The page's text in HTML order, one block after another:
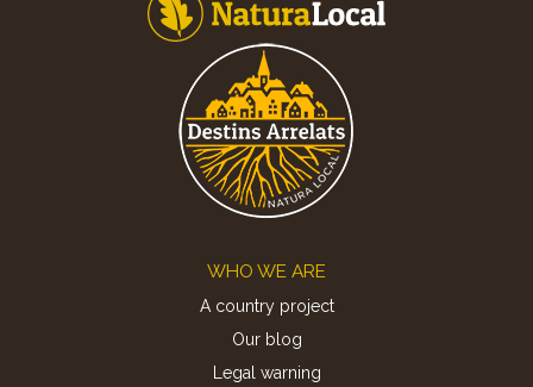
WHO WE ARE
A country project
Our blog
Legal warning